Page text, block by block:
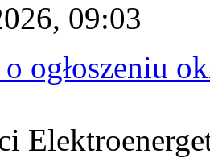
09:03
ogłoszeniu